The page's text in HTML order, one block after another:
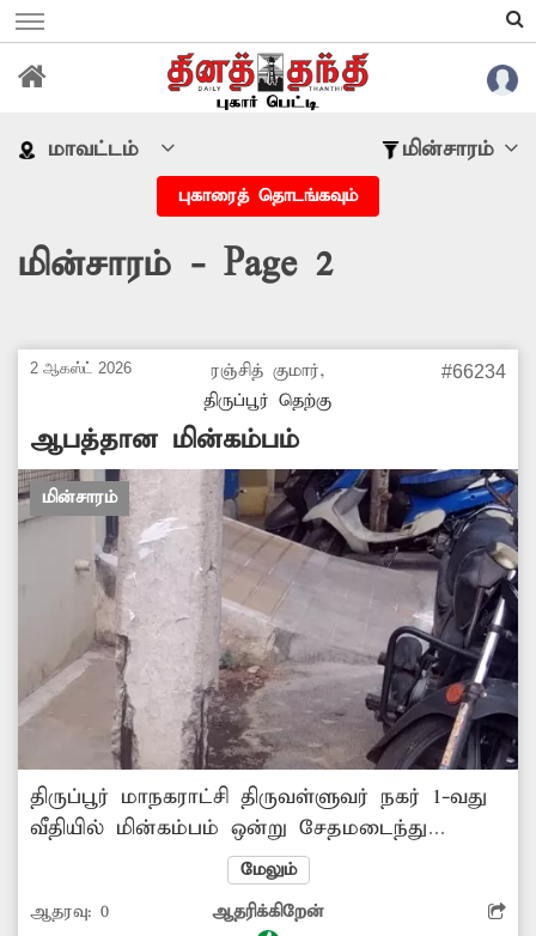
மாவட்டம் மின்சாரம்
புகாரைத் தொடங்கவும்
மின்சாரம் - Page 2
2 ஆகஸ்ட் 2026
ரஞ்சித் குமார்,
திருப்பூர் தெற்கு
#66234
ஆபத்தான மின்கம்பம்
மின்சாரம்
திருப்பூர் மாநகராட்சி திருவள்ளுவர் நகர் 1-வது
வீதியில் மின்கம்பம் ஒன்று சேதமடைந்து
காணப்படுகிறது. இதனால் காங்கிரீட் தூண்கள்
சேதமடைந்து. மின்கம்பம் எப்போது
வேண்டுமானாலும், முறிந்து விழும் அபாயம்
மேலும்
ஆதரவு: 0 ஆதரிக்கிறேன்